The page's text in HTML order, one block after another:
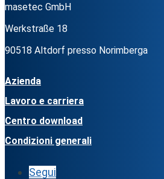
masetec GmbH
Werkstraße 18
90518 Altdorf presso Norimberga
Azienda
Lavoro e carriera
Centro download
Condizioni generali
Segui